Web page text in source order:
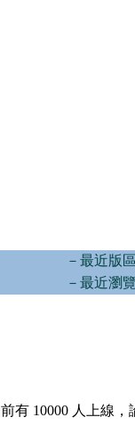
－最近版
－最近瀏
有 10000 人上線